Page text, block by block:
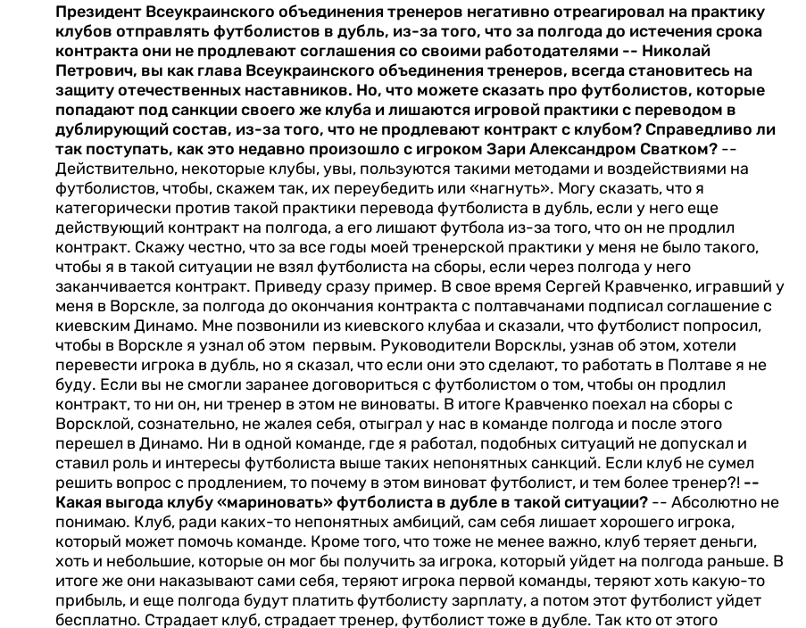
Президент Всеукраинского объединения тренеров негативно отреагировал на практику
клубов отправлять футболистов в дубль, из-за того, что за полгода до истечения срока
контракта они не продлевают соглашения со своими работодателями -- Николай
Петрович, вы как глава Всеукраинского объединения тренеров, всегда становитесь на
защиту отечественных наставников. Но, что можете сказать про футболистов, которые
попадают под санкции своего же клуба и лишаются игровой практики с переводом в
дублирующий состав, из-за того, что не продлевают контракт с клубом? Справедливо ли
так поступать, как это недавно произошло с игроком Зари Александром Сватком? --
Действительно, некоторые клубы, увы, пользуются такими методами и воздействиями на
футболистов, чтобы, скажем так, их переубедить или «нагнуть». Могу сказать, что я
категорически против такой практики перевода футболиста в дубль, если у него еще
действующий контракт на полгода, а его лишают футбола из-за того, что он не продлил
контракт. Скажу честно, что за все годы моей тренерской практики у меня не было такого,
чтобы я в такой ситуации не взял футболиста на сборы, если через полгода у него
заканчивается контракт. Приведу сразу пример. В свое время Сергей Кравченко, игравший у
меня в Ворскле, за полгода до окончания контракта с полтавчанами подписал соглашение с
киевским Динамо. Мне позвонили из киевского клубаа и сказали, что футболист попросил,
чтобы в Ворскле я узнал об этом первым. Руководители Ворсклы, узнав об этом, хотели
перевести игрока в дубль, но я сказал, что если они это сделают, то работать в Полтаве я не
буду. Если вы не смогли заранее договориться с футболистом о том, чтобы он продлил
контракт, то ни он, ни тренер в этом не виноваты. В итоге Кравченко поехал на сборы с
Ворсклой, сознательно, не жалея себя, отыграл у нас в команде полгода и после этого
перешел в Динамо. Ни в одной команде, где я работал, подобных ситуаций не допускал и
ставил роль и интересы футболиста выше таких непонятных санкций. Если клуб не сумел
решить вопрос с продлением, то почему в этом виноват футболист, и тем более тренер?! --
Какая выгода клубу «мариновать» футболиста в дубле в такой ситуации? -- Абсолютно не
понимаю. Клуб, ради каких-то непонятных амбиций, сам себя лишает хорошего игрока,
который может помочь команде. Кроме того, что тоже не менее важно, клуб теряет деньги,
хоть и небольшие, которые он мог бы получить за игрока, который уйдет на полгода раньше. В
итоге же они наказывают сами себя, теряют игрока первой команды, теряют хоть какую-то
прибыль, и еще полгода будут платить футболисту зарплату, а потом этот футболист уйдет
бесплатно. Страдает клуб, страдает тренер, футболист тоже в дубле. Так кто от этого